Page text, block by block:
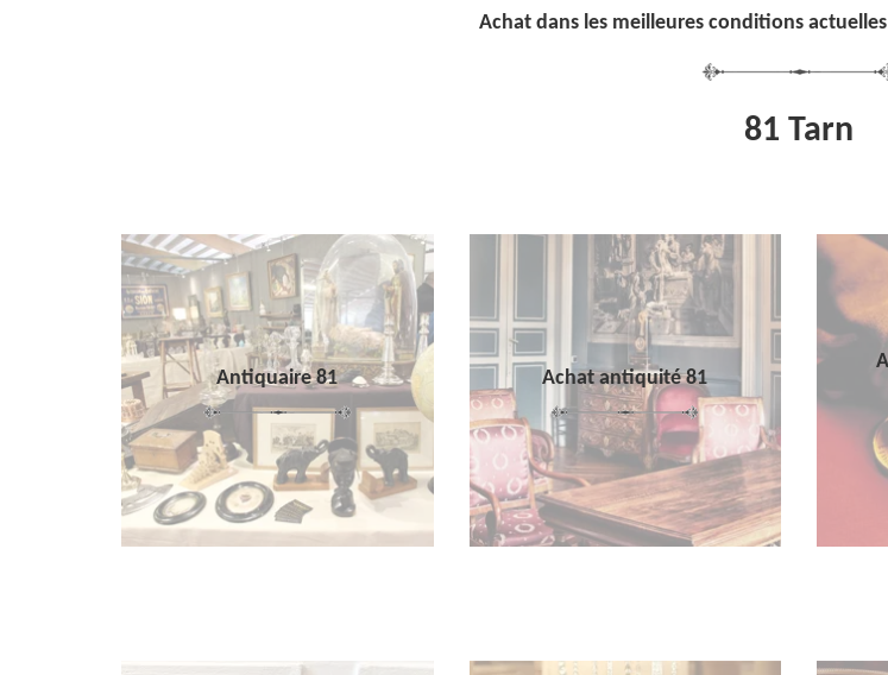
Achat dans les meilleures conditions
81 Tarn
Antiquaire 81 Achat antiquité 81